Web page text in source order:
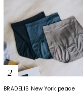
2
BRADELIS New York peace